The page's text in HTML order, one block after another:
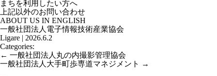
まちを利用したい方へ
上記以外のお問い合わせ
ABOUT US IN ENGLISH
一般社団法人電子情報技術産業協会
Ligare | 2026.6.2
Categories:
投
稿
← 一般社団法人丸の内撮影管理協会
一般社団法人大手町歩専道マネジメント
→